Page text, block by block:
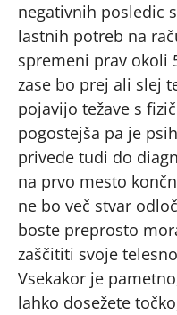
negativnih posledic
lastnih potreb na
spremeni prav okoli
zase bo prej ali slej
pojavijo težave s
pogostejša pa je
privede tudi do
na prvo mesto
ne bo več stvar
boste preprosto
zaščititi svoje
Vsekakor je
lahko dosežete